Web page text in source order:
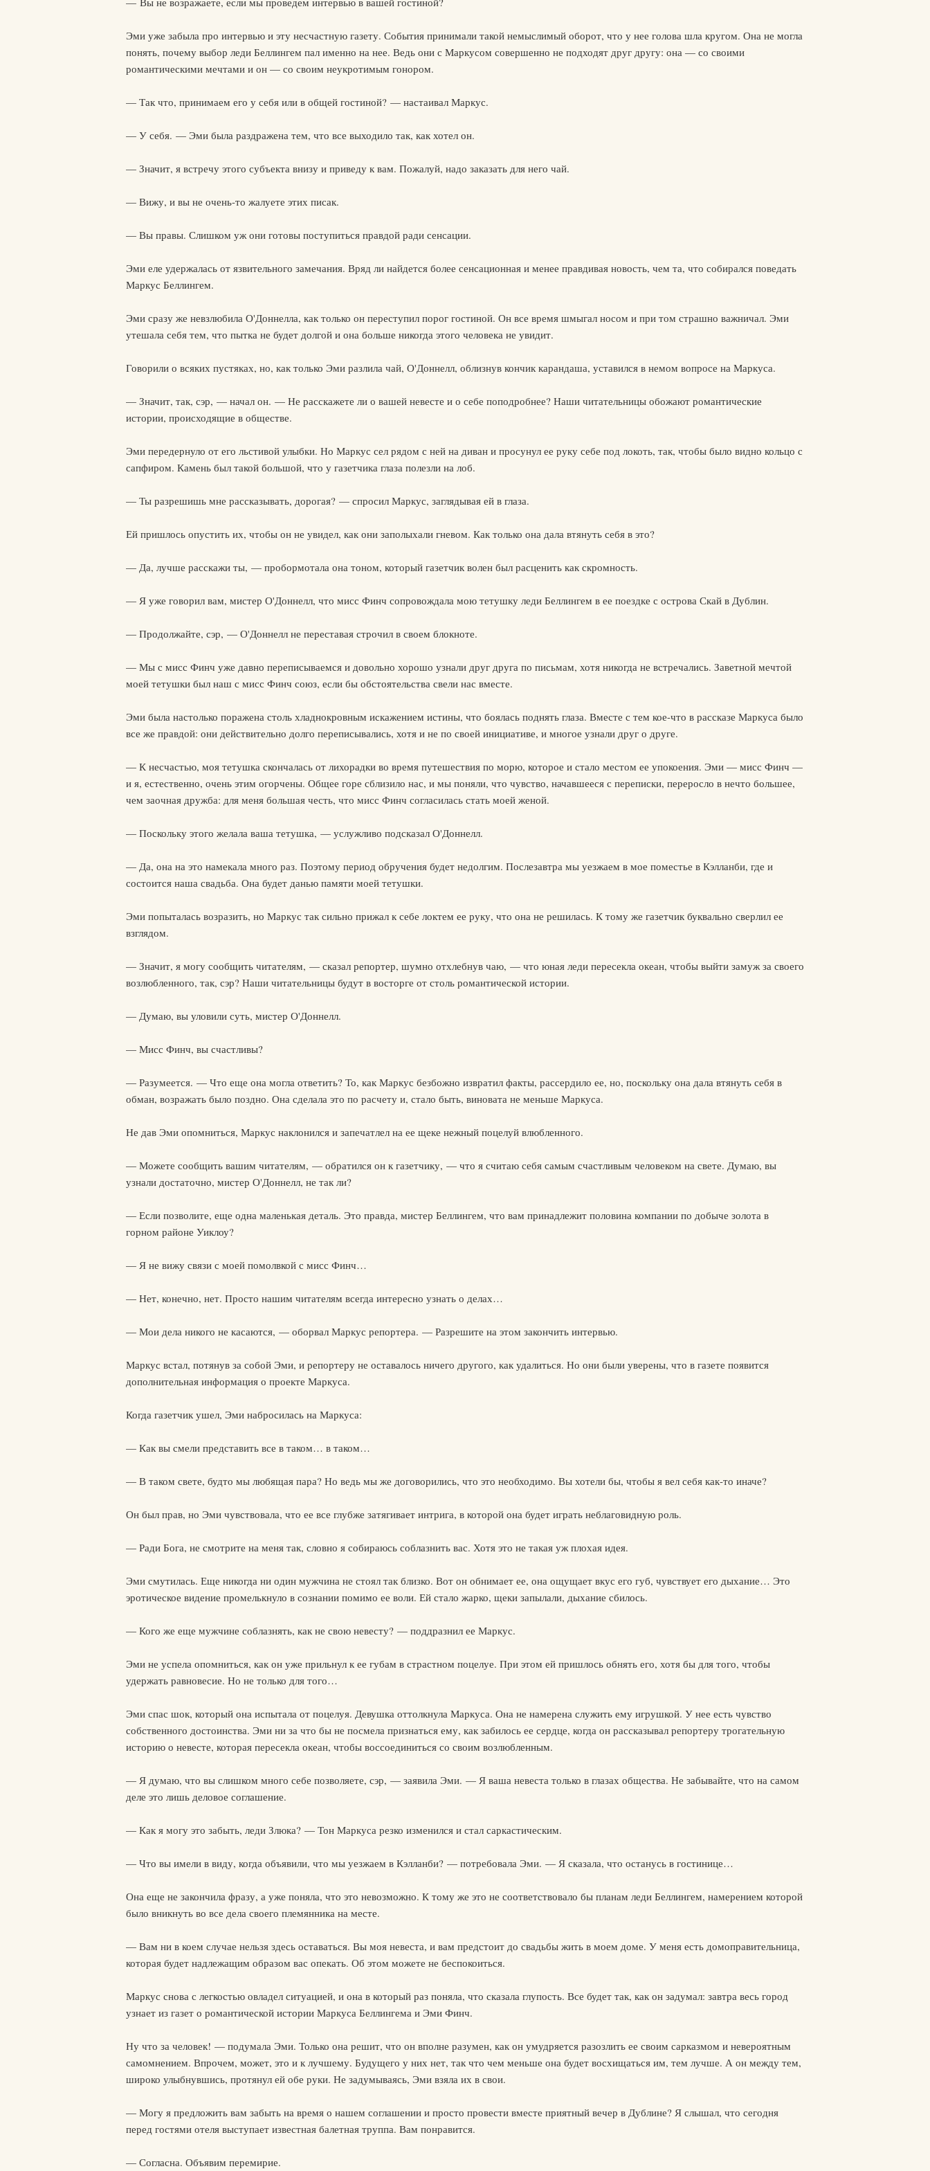
Эми уже забыла про интервью и эту несчастную газету. События принимали такой немыслимый оборот, что у нее голова шла кругом. Она не могла
понять, почему выбор леди Беллингем пал именно на нее. Ведь они с Маркусом совершенно не подходят друг другу: она — со своими
романтическими мечтами и он — со своим неукротимым гонором.
— Так что, принимаем его у себя или в общей гостиной? — настаивал Маркус.
— У себя. — Эми была раздражена тем, что все выходило так, как хотел он.
— Значит, я встречу этого субъекта внизу и приведу к вам. Пожалуй, надо заказать для него чай.
— Вижу, и вы не очень-то жалуете этих писак.
— Вы правы. Слишком уж они готовы поступиться правдой ради сенсации.
Эми еле удержалась от язвительного замечания. Вряд ли найдется более сенсационная и менее правдивая новость, чем та, что собирался поведать
Маркус Беллингем.
Эми сразу же невзлюбила О'Доннелла, как только он переступил порог гостиной. Он все время шмыгал носом и при том страшно важничал. Эми
утешала себя тем, что пытка не будет долгой и она больше никогда этого человека не увидит.
Говорили о всяких пустяках, но, как только Эми разлила чай, О'Доннелл, облизнув кончик карандаша, уставился в немом вопросе на Маркуса.
— Значит, так, сэр, — начал он. — Не расскажете ли о вашей невесте и о себе поподробнее? Наши читательницы обожают романтические
истории, происходящие в обществе.
Эми передернуло от его льстивой улыбки. Но Маркус сел рядом с ней на диван и просунул ее руку себе под локоть, так, чтобы было видно кольцо с
сапфиром. Камень был такой большой, что у газетчика глаза полезли на лоб.
— Ты разрешишь мне рассказывать, дорогая? — спросил Маркус, заглядывая ей в глаза.
Ей пришлось опустить их, чтобы он не увидел, как они заполыхали гневом. Как только она дала втянуть себя в это?
— Да, лучше расскажи ты, — пробормотала она тоном, который газетчик волен был расценить как скромность.
— Я уже говорил вам, мистер О'Доннелл, что мисс Финч сопровождала мою тетушку леди Беллингем в ее поездке с острова Скай в Дублин.
— Продолжайте, сэр, — О'Доннелл не переставая строчил в своем блокноте.
— Мы с мисс Финч уже давно переписываемся и довольно хорошо узнали друг друга по письмам, хотя никогда не встречались. Заветной мечтой
моей тетушки был наш с мисс Финч союз, если бы обстоятельства свели нас вместе.
Эми была настолько поражена столь хладнокровным искажением истины, что боялась поднять глаза. Вместе с тем кое-что в рассказе Маркуса было
все же правдой: они действительно долго переписывались, хотя и не по своей инициативе, и многое узнали друг о друге.
— К несчастью, моя тетушка скончалась от лихорадки во время путешествия по морю, которое и стало местом ее упокоения. Эми — мисс Финч —
и я, естественно, очень этим огорчены. Общее горе сблизило нас, и мы поняли, что чувство, начавшееся с переписки, переросло в нечто большее,
чем заочная дружба: для меня большая честь, что мисс Финч согласилась стать моей женой.
— Поскольку этого желала ваша тетушка, — услужливо подсказал О'Доннелл.
— Да, она на это намекала много раз. Поэтому период обручения будет недолгим. Послезавтра мы уезжаем в мое поместье в Кэлланби, где и
состоится наша свадьба. Она будет данью памяти моей тетушки.
Эми попыталась возразить, но Маркус так сильно прижал к себе локтем ее руку, что она не решилась. К тому же газетчик буквально сверлил ее
взглядом.
— Значит, я могу сообщить читателям, — сказал репортер, шумно отхлебнув чаю, — что юная леди пересекла океан, чтобы выйти замуж за своего
возлюбленного, так, сэр? Наши читательницы будут в восторге от столь романтической истории.
— Думаю, вы уловили суть, мистер О'Доннелл.
— Мисс Финч, вы счастливы?
— Разумеется. — Что еще она могла ответить? То, как Маркус безбожно извратил факты, рассердило ее, но, поскольку она дала втянуть себя в
обман, возражать было поздно. Она сделала это по расчету и, стало быть, виновата не меньше Маркуса.
Не дав Эми опомниться, Маркус наклонился и запечатлел на ее щеке нежный поцелуй влюбленного.
— Можете сообщить вашим читателям, — обратился он к газетчику, — что я считаю себя самым счастливым человеком на свете. Думаю, вы
узнали достаточно, мистер О'Доннелл, не так ли?
— Если позволите, еще одна маленькая деталь. Это правда, мистер Беллингем, что вам принадлежит половина компании по добыче золота в
горном районе Уиклоу?
— Я не вижу связи с моей помолвкой с мисс Финч…
— Нет, конечно, нет. Просто нашим читателям всегда интересно узнать о делах…
— Мои дела никого не касаются, — оборвал Маркус репортера. — Разрешите на этом закончить интервью.
Маркус встал, потянув за собой Эми, и репортеру не оставалось ничего другого, как удалиться. Но они были уверены, что в газете появится
дополнительная информация о проекте Маркуса.
Когда газетчик ушел, Эми набросилась на Маркуса:
— Как вы смели представить все в таком… в таком…
— В таком свете, будто мы любящая пара? Но ведь мы же договорились, что это необходимо. Вы хотели бы, чтобы я вел себя как-то иначе?
Он был прав, но Эми чувствовала, что ее все глубже затягивает интрига, в которой она будет играть неблаговидную роль.
— Ради Бога, не смотрите на меня так, словно я собираюсь соблазнить вас. Хотя это не такая уж плохая идея.
Эми смутилась. Еще никогда ни один мужчина не стоял так близко. Вот он обнимает ее, она ощущает вкус его губ, чувствует его дыхание… Это
эротическое видение промелькнуло в сознании помимо ее воли. Ей стало жарко, щеки запылали, дыхание сбилось.
— Кого же еще мужчине соблазнять, как не свою невесту? — поддразнил ее Маркус.
Эми не успела опомниться, как он уже прильнул к ее губам в страстном поцелуе. При этом ей пришлось обнять его, хотя бы для того, чтобы
удержать равновесие. Но не только для того…
Эми спас шок, который она испытала от поцелуя. Девушка оттолкнула Маркуса. Она не намерена служить ему игрушкой. У нее есть чувство
собственного достоинства. Эми ни за что бы не посмела признаться ему, как забилось ее сердце, когда он рассказывал репортеру трогательную
историю о невесте, которая пересекла океан, чтобы воссоединиться со своим возлюбленным.
— Я думаю, что вы слишком много себе позволяете, сэр, — заявила Эми. — Я ваша невеста только в глазах общества. Не забывайте, что на самом
деле это лишь деловое соглашение.
— Как я могу это забыть, леди Злюка? — Тон Маркуса резко изменился и стал саркастическим.
— Что вы имели в виду, когда объявили, что мы уезжаем в Кэлланби? — потребовала Эми. — Я сказала, что останусь в гостинице…
Она еще не закончила фразу, а уже поняла, что это невозможно. К тому же это не соответствовало бы планам леди Беллингем, намерением которой
было вникнуть во все дела своего племянника на месте.
— Вам ни в коем случае нельзя здесь оставаться. Вы моя невеста, и вам предстоит до свадьбы жить в моем доме. У меня есть домоправительница,
которая будет надлежащим образом вас опекать. Об этом можете не беспокоиться.
Маркус снова с легкостью овладел ситуацией, и она в который раз поняла, что сказала глупость. Все будет так, как он задумал: завтра весь город
узнает из газет о романтической истории Маркуса Беллингема и Эми Финч.
Ну что за человек! — подумала Эми. Только она решит, что он вполне разумен, как он умудряется разозлить ее своим сарказмом и невероятным
самомнением. Впрочем, может, это и к лучшему. Будущего у них нет, так что чем меньше она будет восхищаться им, тем лучше. А он между тем,
широко улыбнувшись, протянул ей обе руки. Не задумываясь, Эми взяла их в свои.
— Могу я предложить вам забыть на время о нашем соглашении и просто провести вместе приятный вечер в Дублине? Я слышал, что сегодня
перед гостями отеля выступает известная балетная труппа. Вам понравится.
— Согласна. Объявим перемирие.